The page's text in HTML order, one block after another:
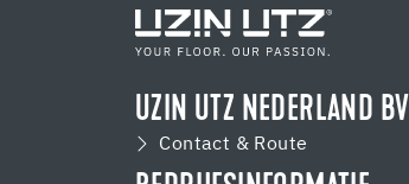
UZIN UTZ NEDERLAND BV
Contact & Route